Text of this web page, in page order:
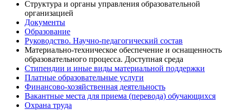
Структура и органы управления образовательной
организацией
Документы
Образование
Руководство. Научно-педагогический состав
Материально-техническое обеспечение и оснащенность
образовательного процесса. Доступная среда
Стипендии и иные виды материальной поддержки
Платные образовательные услуги
Финансово-хозяйственная деятельность
Вакантные места для приема (перевода) обучающихся
Охрана труда